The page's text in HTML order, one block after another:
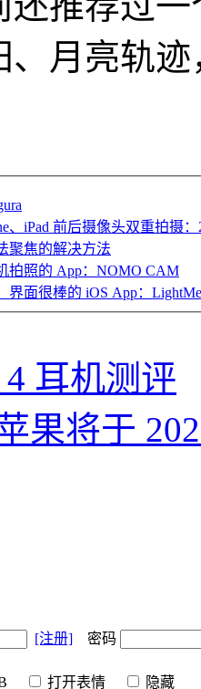
、月亮轨
、iPad 前后摄像头双重拍摄：
聚焦的解决方法
拍照的 App：NOMO CAM
界面很棒的 iOS App：
耳机测评
果将于
[注册] 密码
打开表情 隐